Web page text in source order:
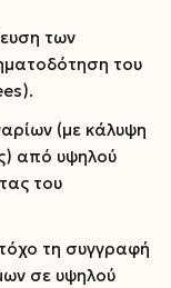
των
του
(με κάλυψη
από υψηλού
του
τη συγγραφή
σε υψηλού